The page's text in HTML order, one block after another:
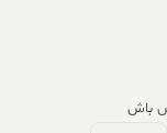
باش